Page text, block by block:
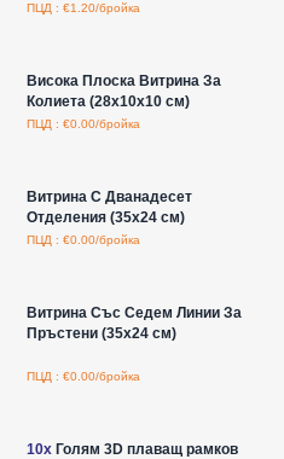
ПЦД : €1.20/бройка
Висока Плоска Витрина За
Колиета (28x10x10 см)
ПЦД : €0.00/бройка
Витрина С Дванадесет
Отделения (35x24 см)
ПЦД : €0.00/бройка
Витрина Със Седем Линии За
Пръстени (35x24 см)
ПЦД : €0.00/бройка
10xГолям 3D плаващ рамков